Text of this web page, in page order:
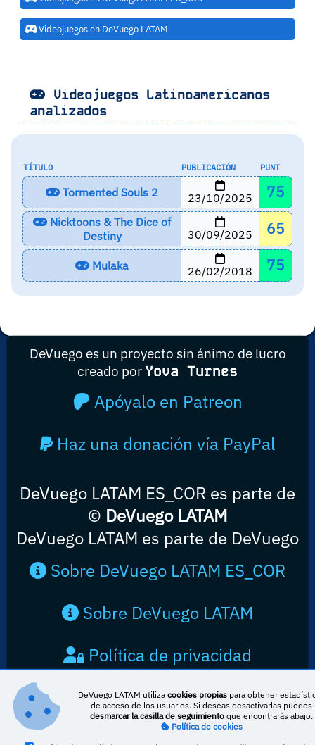
Videojuegos en DeVuego LATAM
Videojuegos Latinoamericanos
analizados
TÍTULO PUBLICACIÓN PUNT
Tormented Souls 2 23/10/2025 75
Nicktoons & The Dice of
Destiny
30/09/2025 65
Mulaka 26/02/2018 75
DeVuego es un proyecto sin ánimo de lucro
creado por Yova Turnes
Apóyalo en Patreon
Haz una donación vía PayPal
DeVuego LATAM ES_COR es parte de
© DeVuego LATAM
DeVuego LATAM es parte de DeVuego
Sobre DeVuego LATAM ES_COR
Sobre DeVuego LATAM
Política de privacidad
Contacto
DeVuego LATAM utilizacookies propias para obtener
de acceso de los usuarios. Si deseas desactivarlas puedes
desmarcar la casilla de seguimiento que encontrarás abajo.
Política de cookies